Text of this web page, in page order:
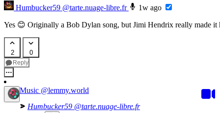
Humbucker59 @tarte.nuage-libre.fr 1w ago
Yes 😊 Originally a Bob Dylan song, but Jimi Hendrix really made it
2 0
Reply
Music @lemmy.world
Humbucker59 @tarte.nuage-libre.fr